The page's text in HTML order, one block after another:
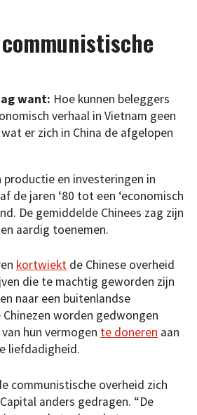
want: Hoe kunnen beleggers
verhaal in Vietnam geen
er zich in China de afgelopen
productie en investeringen in
de jaren ‘80 tot een ‘economisch
De gemiddelde Chinees zag zijn
aardig toenemen.
kortwiekt de Chinese overheid
die te machtig geworden zijn
naar een buitenlandse
Chinezen worden gedwongen
hun vermogen te doneren aan
liefdadigheid.
communistische overheid zich
anders gedragen. “De